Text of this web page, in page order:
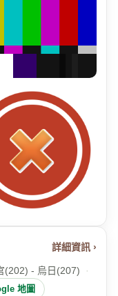
詳細資訊 ›
(202) - 烏日(207)
·
地圖